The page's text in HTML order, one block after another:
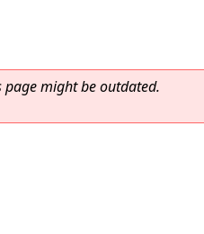
page might be outdated.